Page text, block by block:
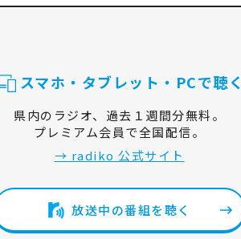
スマホ・タブレット・PCで聴く
県内のラジオ、過去１週間分無料。
プレミアム会員で全国配信。
→ radiko 公式サイト
放送中の番組を聴く